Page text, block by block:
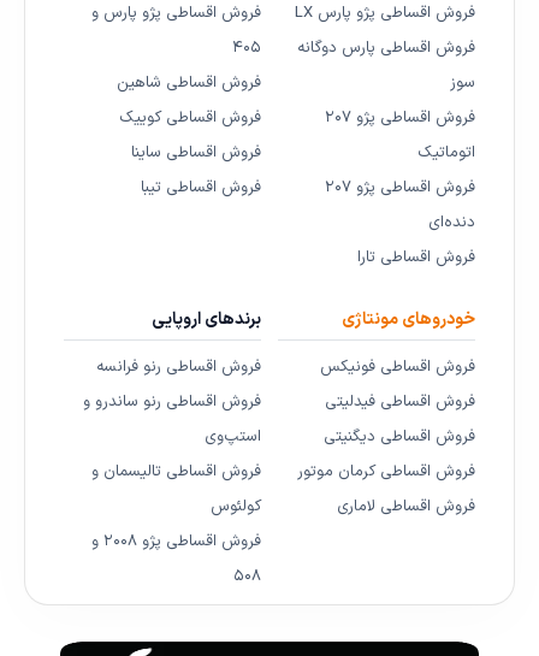
فروش اقساطی پژو پارس LX
فروش اقساطی پارس دوگانه
سوز
فروش اقساطی پژو ۲۰۷
اتوماتیک
فروش اقساطی پژو ۲۰۷
دنده‌ای
فروش اقساطی تارا
فروش اقساطی پژو پارس و
۴۰۵
فروش اقساطی شاهین
فروش اقساطی کوییک
فروش اقساطی ساینا
فروش اقساطی تیبا
خودروهای مونتاژی
فروش اقساطی فونیکس
فروش اقساطی فیدلیتی
فروش اقساطی دیگنیتی
فروش اقساطی کرمان موتور
فروش اقساطی لاماری
برندهای اروپایی
فروش اقساطی رنو فرانسه
فروش اقساطی رنو ساندرو و
استپ‌وی
فروش اقساطی تالیسمان و
کولئوس
فروش اقساطی پژو ۲۰۰۸ و
۵۰۸